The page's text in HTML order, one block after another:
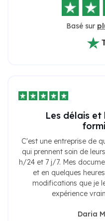
Basé sur
Les délais
C'est une entreprise de
qui prennent soin de
h/24 et 7 j/7. Mes
et en quelques
modifications que je
expérience
Daria